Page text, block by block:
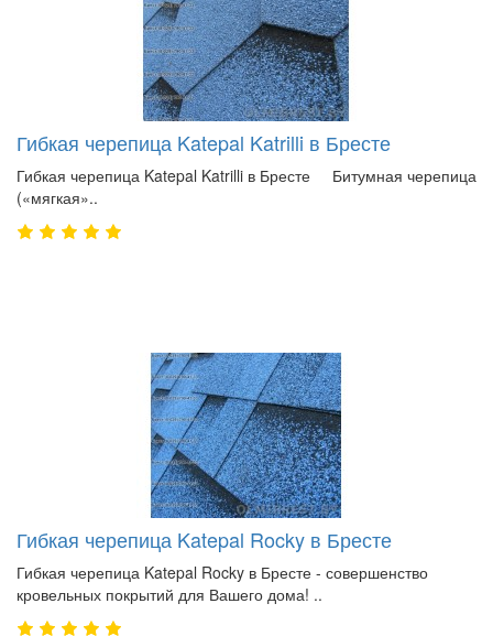
Гибкая черепица Katepal Katrilli в Бресте
Гибкая черепица Katepal Katrilli в Бресте Битумная черепица
(«мягкая»..
Гибкая черепица Katepal Rocky в Бресте
Гибкая черепица Katepal Rocky в Бресте - совершенство
кровельных покрытий для Вашего дома! ..